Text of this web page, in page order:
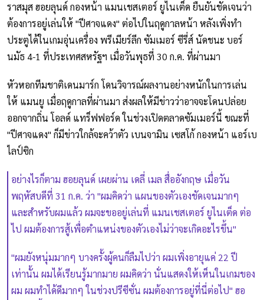
ราสมุส ฮอยลุนด์ กองหน้า แมนเชสเตอร์ ยูไนเต็ด ยืนยันชัดเจนว่า
ต้องการอยู่เล่นให้ "ปีศาจแดง" ต่อไปในฤดูกาลหน้า หลังเพิ่งทำ
ประตูได้ในเกมอุ่นเครื่อง พรีเมียร์ลีก ซัมเมอร์ ซีรี่ส์ นัดชนะ บอร์
นมัธ 4-1 ที่ประเทศสหรัฐฯ เมื่อวันพุธที่ 30 ก.ค. ที่ผ่านมา
หัวหอกทีมชาติเดนมาร์ก โดนวิจารณ์ผลงานอย่างหนักในการเล่น
ให้ แมนยู เมื่อฤดูกาลที่ผ่านมา ส่งผลให้มีข่าวว่าอาจจะโดนปล่อย
ออกจากถิ่น โอลด์ แทร็ฟฟอร์ด ในช่วงเปิดตลาดซัมเมอร์นี้ ขณะที่
"ปีศาจแดง" ก็มีข่าวใกล้จะคว้าตัว เบนจามิน เซสโก้ กองหน้า แอร์เบ
ไลป์ซิก
อย่างไรก็ตาม ฮอยลุนด์ เผยผ่าน เดลี่ เมล สื่ออังกฤษ เมื่อวัน
พฤหัสบดีที่ 31 ก.ค. ว่า "ผมคิดว่า แผนของตัวเองชัดเจนมากๆ
และสำหรับผมแล้ว ผมจะขออยู่เล่นที่ แมนเชสเตอร์ ยูไนเต็ด ต่อ
ไป ผมต้องการสู้เพื่อตำแหน่งของตัวเองไม่ว่าจะเกิดอะไรขึ้น"
"ผมยังหนุ่มมากๆ บางครั้งผู้คนก็ลืมไปว่า ผมเพิ่งอายุแค่ 22 ปี
เท่านั้น ผมได้เรียนรู้มากมาย ผมคิดว่า นั่นแสดงให้เห็นในเกมของ
ผม ผมทำได้ดีมากๆ ในช่วงปรีซีซั่น ผมต้องการอยู่ที่นี่ต่อไป" ฮอ